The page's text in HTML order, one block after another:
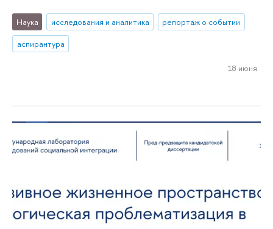
Наука исследования и аналитика
репортаж о событии
аспирантура
18 июня